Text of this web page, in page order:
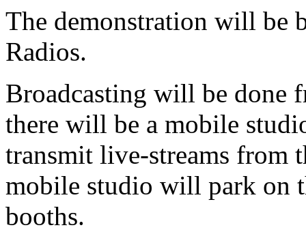
The demonstration will be
Radios.
Broadcasting will be done
there will be a mobile
transmit live-streams from
mobile studio will park on
booths.